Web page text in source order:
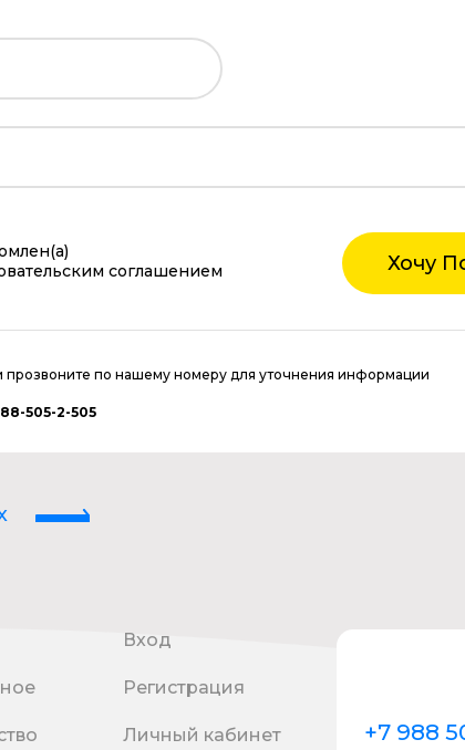
соглашением
Хочу
прозвоните по нашему номеру для уточнения информации
505-2-505
Вход
Регистрация
Личный кабинет +7 988